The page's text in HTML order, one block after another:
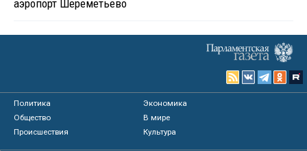
аэропорт Шереметьево
Политика
Экономика
Общество
В мире
Происшествия
Культура